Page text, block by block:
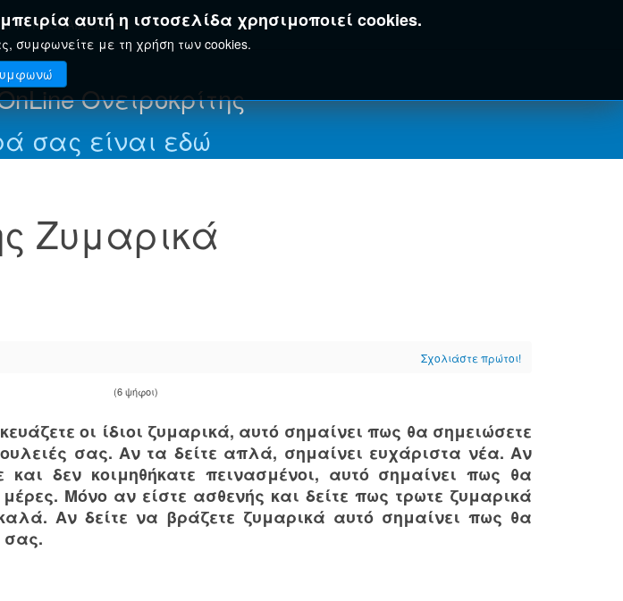
αυτή η ιστοσελίδα χρησιμοποιεί cookies.
συμφωνείτε με τη χρήση των cookies.
ΕΓΚΥΚΛΟΠΑΊΔΕΙΑ
Ονειροκρίτης
σας είναι εδώ
Ζυμαρικά
Σχολιάστε πρώτοι!
(6 ψήφοι)
οι ίδιοι ζυμαρικά, αυτό σημαίνει πως θα σημειώσετε
σας. Αν τα δείτε απλά, σημαίνει ευχάριστα νέα. Αν
δεν κοιμηθήκατε πεινασμένοι, αυτό σημαίνει πως θα
μέρες. Μόνο αν είστε ασθενής και δείτε πως τρωτε ζυμαρικά
Αν δείτε να βράζετε ζυμαρικά αυτό σημαίνει πως θα
σας.